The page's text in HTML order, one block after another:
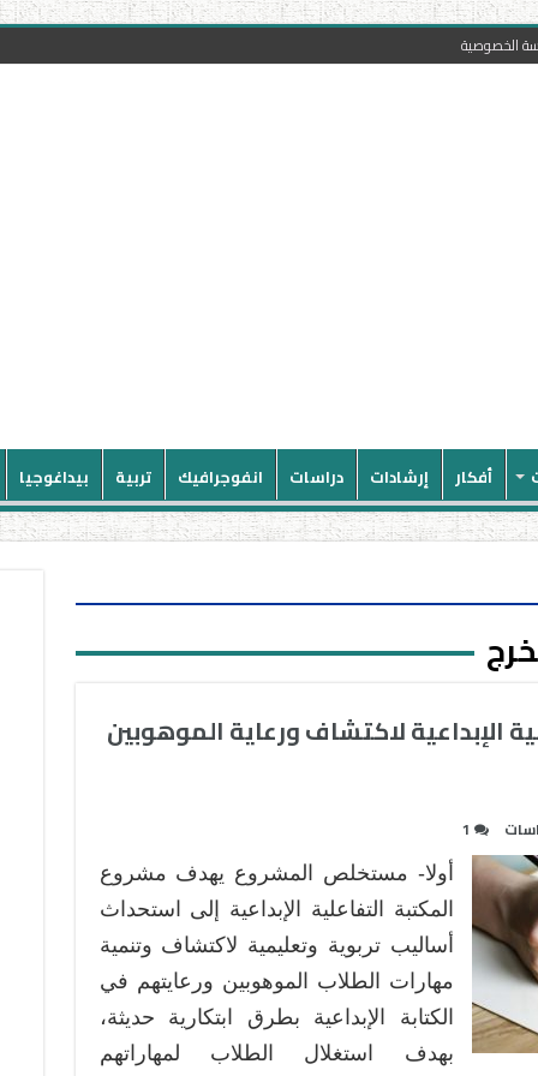
الخصوصية
أفكار إرشادات دراسات انفوجرافيك تربية بيداغوجيا
الإبداعية لاكتشاف ورعاية الموهوبين
1
أولا- مستخلص المشروع يهدف مشروع
المكتبة التفاعلية الإبداعية إلى استحداث
أساليب تربوية وتعليمية لاكتشاف وتنمية
مهارات الطلاب الموهوبين ورعايتهم في
الكتابة الإبداعية بطرق ابتكارية حديثة،
بهدف استغلال الطلاب لمهاراتهم